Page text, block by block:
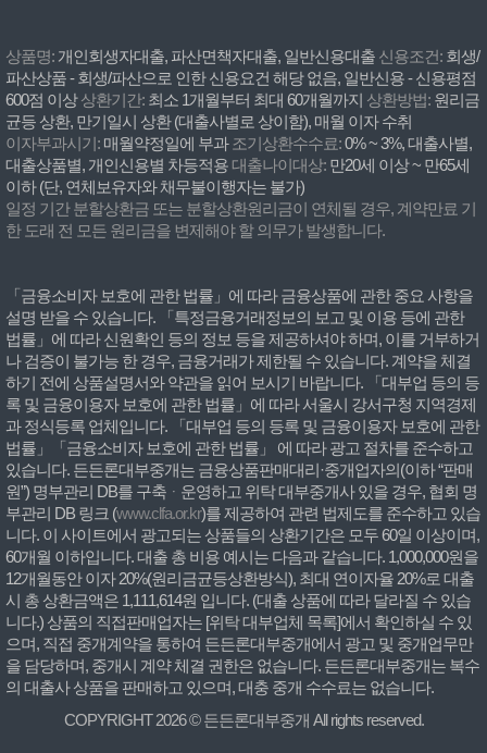
상품명: 개인회생자대출, 파산면책자대출, 일반신용대출 신용조건: 회생/
파산상품 - 회생/파산으로 인한 신용요건 해당 없음, 일반신용 - 신용평점
600점 이상상환기간: 최소 1개월부터 최대 60개월까지 상환방법: 원리금
균등 상환, 만기일시 상환 (대출사별로 상이함), 매월 이자 수취
이자부과시기: 매월약정일에 부과 조기상환수수료:0% ~ 3%, 대출사별,
대출상품별, 개인신용별 차등적용 대출나이대상: 만20세 이상 ~ 만65세
이하 (단, 연체보유자와 채무불이행자는 불가)
일정 기간 분할상환금 또는 분할상환원리금이 연체될 경우, 계약만료 기
한 도래 전 모든 원리금을 변제해야 할 의무가 발생합니다.
「금융소비자 보호에 관한 법률」에 따라 금융상품에 관한 중요 사항을
설명 받을 수 있습니다. 「특정금융거래정보의 보고 및 이용 등에 관한
법률」에 따라 신원확인 등의 정보 등을 제공하셔야 하며, 이를 거부하거
나 검증이 불가능 한 경우, 금융거래가 제한될 수 있습니다. 계약을 체결
하기 전에 상품설명서와 약관을 읽어 보시기 바랍니다. 「대부업 등의 등
록 및 금융이용자 보호에 관한 법률」에 따라 서울시 강서구청 지역경제
과 정식등록 업체입니다. 「대부업 등의 등록 및 금융이용자 보호에 관한
법률」「금융소비자 보호에 관한 법률」 에 따라 광고 절차를 준수하고
있습니다. 든든론대부중개는 금융상품판매대리·중개업자의(이하 “판매
원”) 명부관리 DB를 구축ᆞ운영하고 위탁 대부중개사 있을 경우, 협회 명
부관리 DB 링크 (www.clfa.or.kr)를 제공하여 관련 법제도를 준수하고 있습
니다. 이 사이트에서 광고되는 상품들의 상환기간은 모두 60일 이상이며,
60개월 이하입니다. 대출 총 비용 예시는 다음과 같습니다. 1,000,000원을
12개월동안 이자 20%(원리금균등상환방식), 최대 연이자율 20%로 대출
시 총 상환금액은 1,111,614원 입니다. (대출 상품에 따라 달라질 수 있습
니다.) 상품의 직접판매업자는 [위탁 대부업체 목록]에서 확인하실 수 있
으며, 직접 중개계약을 통하여 든든론대부중개에서 광고 및 중개업무만
을 담당하며, 중개시 계약 체결 권한은 없습니다. 든든론대부중개는 복수
의 대출사 상품을 판매하고 있으며, 대충 중개 수수료는 없습니다.
COPYRIGHT 2026 © 든든론대부중개 All rights reserved.